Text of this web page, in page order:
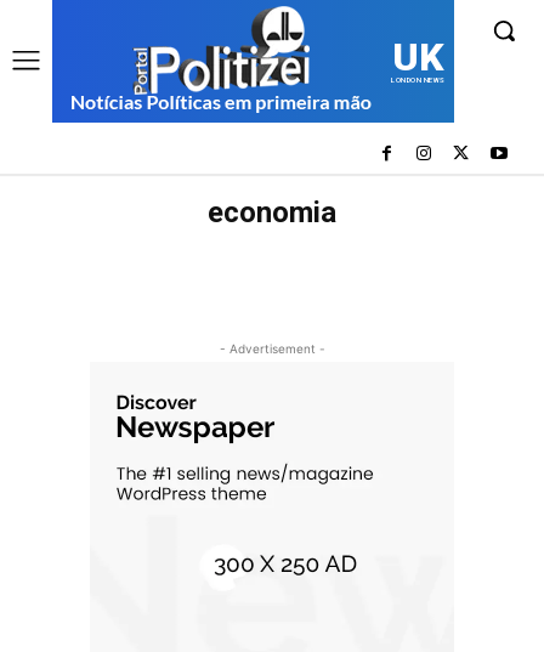
UK
LONDON NEWS
economia
- Advertisement -